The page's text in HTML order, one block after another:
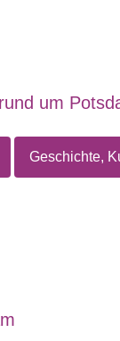
um
Geschichte,